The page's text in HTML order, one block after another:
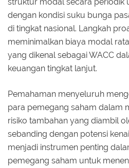
dengan kondisi suku bunga
di tingkat nasional. Langkah
meminimalkan biaya modal
yang dikenal sebagai WACC
keuangan tingkat lanjut.
Pemahaman menyeluruh
para pemegang saham dalam
risiko tambahan yang diambil
sebanding dengan potensi
menjadi instrumen penting
pemegang saham untuk